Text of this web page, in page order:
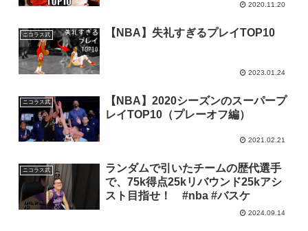
2020.11.20
ニコラス武 【NBA】失礼すぎるプレイTOP10
2023.01.24
ニコラス武
【NBA】2020シーズンのスーパープ
レイTOP10（プレーオフ編）
2021.02.21
ニコラス武
ランダムで引いたチームの歴代選手
で、75k得点25kリバウンド25kアシ
スト目指せ！ #nba #バスケ
2024.09.14